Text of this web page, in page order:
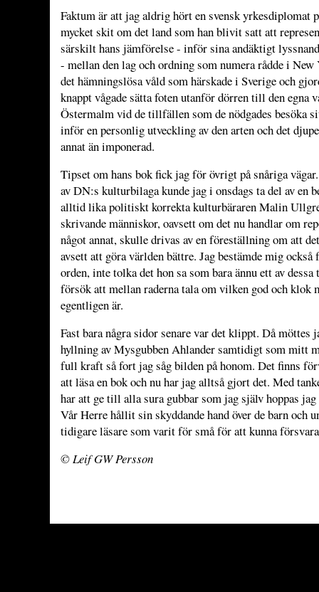
Faktum är att jag aldrig hört en svensk yrkesdiplomat
mycket skit om det land som han blivit satt att
särskilt hans jämförelse - inför sina andäktigt
- mellan den lag och ordning som numera rådde i
det hämningslösa våld som härskade i Sverige och
knappt vågade sätta foten utanför ­dörren till den egna
Östermalm vid de tillfällen som de nödgades besöka
inför en personlig utveckling av den arten och det
annat än imponerad.
Tipset om hans bok fick jag för övrigt på snåriga
av DN:s kulturbilaga kunde jag i onsdags ta del av en
alltid lika politiskt korrekta kulturbäraren Malin
skrivande människor, oavsett om det nu handlar om
något annat, skulle drivas av en föreställning om att
avsett att göra världen bättre. Jag bestämde mig också
orden, inte tolka det hon sa som bara ännu ett av
försök att mellan raderna tala om vilken god och klok
egentligen är.
Fast bara några sidor senare var det klippt. Då möttes
hyllning av Mysgubben Ahlander sam­tidigt som mitt
full kraft så fort jag såg bilden på honom. Det finns
att läsa en bok och nu har jag alltså gjort det. Med
har att ge till alla sura gubbar som jag själv ­hoppas
Vår Herre hållit sin skyddande hand över de barn och
tidigare läsare som varit för små för att kunna
© Leif GW Persson